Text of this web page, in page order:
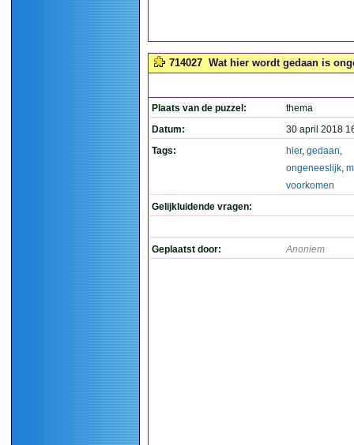
714027 Wat hier wordt gedaan is
Plaats van de puzzel:
thema
Datum:
30 april 2018
Tags:
hier, gedaan,
ongeneeslijk,
voorkomen
Gelijkluidende vragen:
Geplaatst door: Anoniem